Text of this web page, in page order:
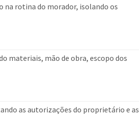
na rotina do morador, isolando os
materiais, mão de obra, escopo dos
as autorizações do proprietário e as